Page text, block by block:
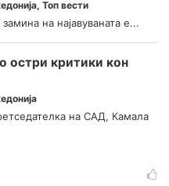
, Топ вести
на најавуваната е...
остри критики кон
на САД, Камала